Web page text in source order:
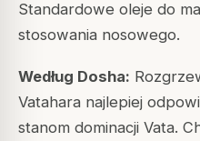
Standardowe oleje do
stosowania nosowego.
Według Dosha:
Vatahara najlepiej
stanom dominacji Vata.